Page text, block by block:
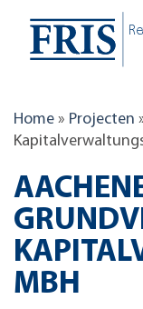
content
Home » Projecten
MBH